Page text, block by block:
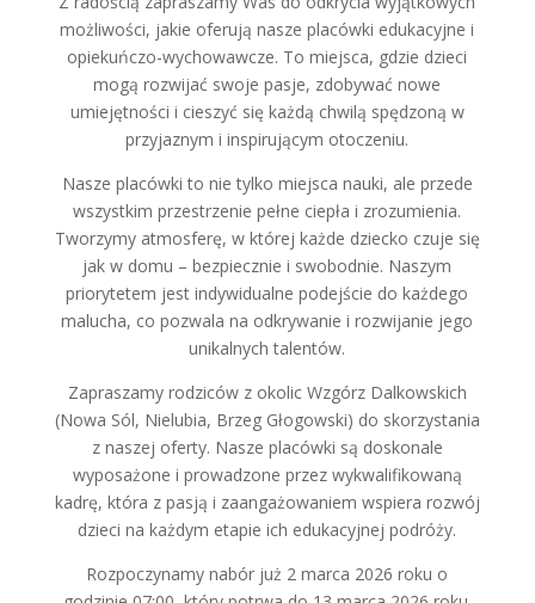
możliwości, jakie oferują nasze placówki edukacyjne i
opiekuńczo-wychowawcze. To miejsca, gdzie dzieci
mogą rozwijać swoje pasje, zdobywać nowe
umiejętności i cieszyć się każdą chwilą spędzoną w
przyjaznym i inspirującym otoczeniu.
Nasze placówki to nie tylko miejsca nauki, ale przede
wszystkim przestrzenie pełne ciepła i zrozumienia.
Tworzymy atmosferę, w której każde dziecko czuje się
jak w domu – bezpiecznie i swobodnie. Naszym
priorytetem jest indywidualne podejście do każdego
malucha, co pozwala na odkrywanie i rozwijanie jego
unikalnych talentów.
Zapraszamy rodziców z okolic Wzgórz Dalkowskich
(Nowa Sól, Nielubia, Brzeg Głogowski) do skorzystania
z naszej oferty. Nasze placówki są doskonale
wyposażone i prowadzone przez wykwalifikowaną
kadrę, która z pasją i zaangażowaniem wspiera rozwój
dzieci na każdym etapie ich edukacyjnej podróży.
Rozpoczynamy nabór już 2 marca 2026 roku o